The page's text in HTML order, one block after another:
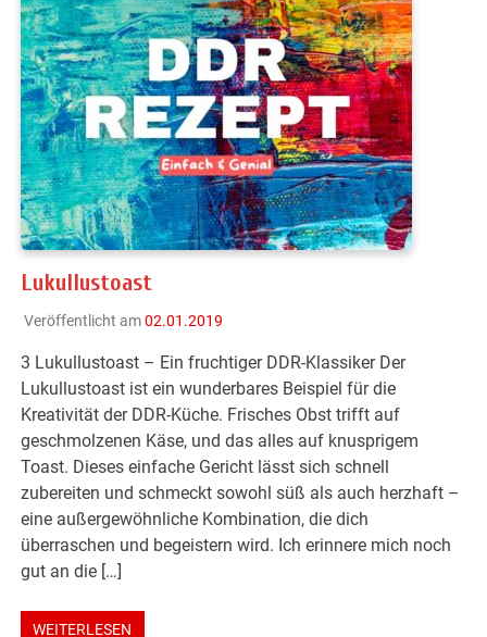
Lukullustoast
Veröffentlicht am02.01.2019
3 Lukullustoast – Ein fruchtiger DDR-Klassiker Der
Lukullustoast ist ein wunderbares Beispiel für die
Kreativität der DDR-Küche. Frisches Obst trifft auf
geschmolzenen Käse, und das alles auf knusprigem
Toast. Dieses einfache Gericht lässt sich schnell
zubereiten und schmeckt sowohl süß als auch herzhaft –
eine außergewöhnliche Kombination, die dich
überraschen und begeistern wird. Ich erinnere mich noch
gut an die […]
WEITERLESEN